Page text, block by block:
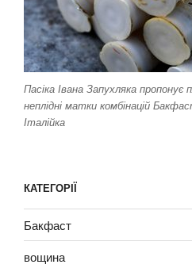
Пасіка Івана Запухляка пропонує
неплідні матки комбінацій
Італійка
КАТЕГОРІЇ
Бакфаст
вощина